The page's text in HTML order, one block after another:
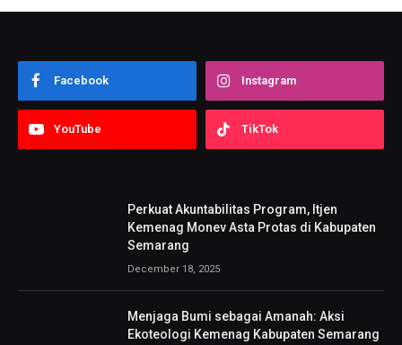
Facebook Instagram
YouTube TikTok
Perkuat Akuntabilitas Program, Itjen
Kemenag Monev Asta Protas di Kabupaten
Semarang
December 18, 2025
Menjaga Bumi sebagai Amanah: Aksi
Ekoteologi Kemenag Kabupaten Semarang